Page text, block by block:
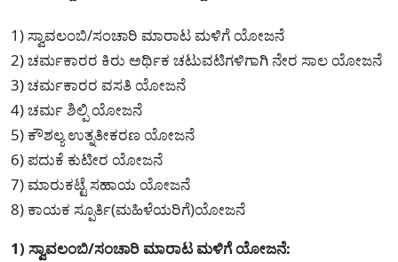
1) ಸ್ವಾವಲಂಬಿ/ಸಂಚಾರಿ ಮಾರಾಟ ಮಳಿಗೆ ಯೋಜನೆ
2) ಚರ್ಮಕಾರರ ಕಿರು ಅರ್ಥಿಕ ಚಟುವಟಿಗಳಿಗಾಗಿ ನೇರ ಸಾಲ ಯೋಜನೆ
3) ಚರ್ಮಕಾರರ ವಸತಿ ಯೋಜನೆ
4) ಚರ್ಮ ಶಿಲ್ಪಿ ಯೋಜನೆ
5) ಕೌಶಲ್ಯ ಉತ್ನತೀಕರಣ ಯೋಜನೆ
6) ಪದುಕೆ ಕುಟೀರ ಯೋಜನೆ
7) ಮಾರುಕಟ್ಟೆ ಸಹಾಯ ಯೋಜನೆ
8) ಕಾಯಕ ಸ್ಪೂರ್ತಿ(ಮಹಿಳೆಯರಿಗೆ)ಯೋಜನೆ
1) ಸ್ವಾವಲಂಬಿ/ಸಂಚಾರಿ ಮಾರಾಟ ಮಳಿಗೆ ಯೋಜನೆ: